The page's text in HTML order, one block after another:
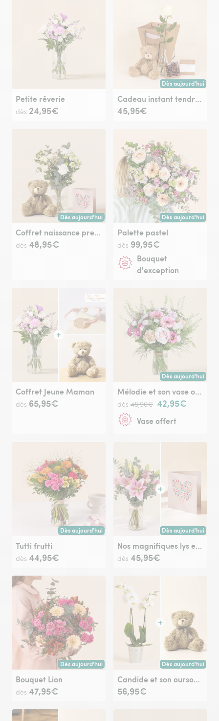
Petite rêverie
dès 24,95€
Dès aujourd'hui
Livraison dès
Cadeau instant tendresse
45,95€
Dès aujourd'hui
Livraison dès aujourd'hui (pour toute commande passée
Coffret naissance premier câlin
dès 48,95€
Dès aujourd'hui
Livraison dès
Palette pastel
dès 99,95€
Bouquet
d'exception
Coffret Jeune Maman
dès 65,95€
Dès aujourd'hui
Livraison dès
Mélodie et son vase offert
dès 48,90€ 42,95€
Vase offert
Dès aujourd'hui
Livraison dès aujourd'hui (pour toute commande passée
Tutti frutti
dès 44,95€
Dès aujourd'hui
Livraison dès
Nos magnifiques lys et sa carte message à personnaliser
dès 45,95€
Dès aujourd'hui
Livraison dès aujourd'hui (pour toute commande passée
Bouquet Lion
dès 47,95€
Dès aujourd'hui
Livraison dès
Candide et son ourson Harry
56,95€